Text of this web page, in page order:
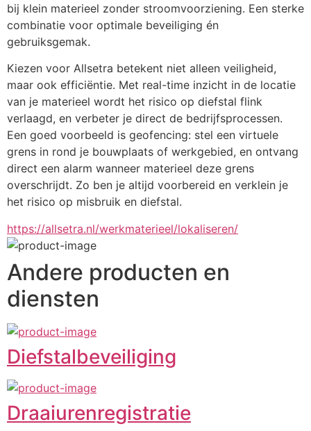
bij klein materieel zonder stroomvoorziening. Een sterke
combinatie voor optimale beveiliging én
gebruiksgemak.
Kiezen voor Allsetra betekent niet alleen veiligheid,
maar ook efficiëntie. Met real-time inzicht in de locatie
van je materieel wordt het risico op diefstal flink
verlaagd, en verbeter je direct de bedrijfsprocessen.
Een goed voorbeeld is geofencing: stel een virtuele
grens in rond je bouwplaats of werkgebied, en ontvang
direct een alarm wanneer materieel deze grens
overschrijdt. Zo ben je altijd voorbereid en verklein je
het risico op misbruik en diefstal.
https://allsetra.nl/werkmaterieel/lokaliseren/
Andere producten en
diensten
Diefstalbeveiliging
Draaiurenregistratie